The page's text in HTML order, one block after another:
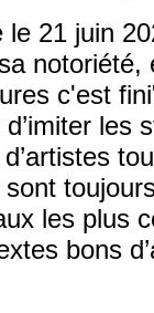
21 juin
c'est
les
les plus
bons